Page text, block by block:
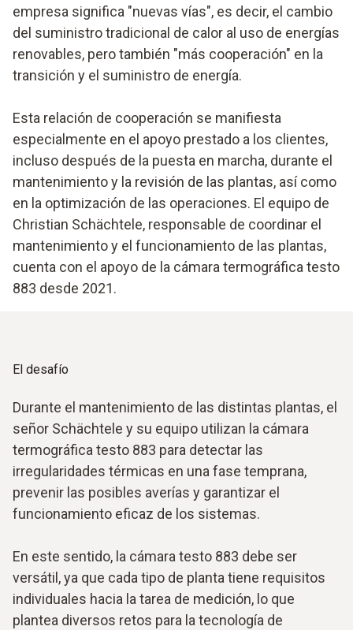
empresa significa "nuevas vías", es decir, el cambio
del suministro tradicional de calor al uso de energías
renovables, pero también "más cooperación" en la
transición y el suministro de energía.
Esta relación de cooperación se manifiesta
especialmente en el apoyo prestado a los clientes,
incluso después de la puesta en marcha, durante el
mantenimiento y la revisión de las plantas, así como
en la optimización de las operaciones. El equipo de
Christian Schächtele, responsable de coordinar el
mantenimiento y el funcionamiento de las plantas,
cuenta con el apoyo de la cámara termográfica testo
883 desde 2021.
El desafío
Durante el mantenimiento de las distintas plantas, el
señor Schächtele y su equipo utilizan la cámara
termográfica testo 883 para detectar las
irregularidades térmicas en una fase temprana,
prevenir las posibles averías y garantizar el
funcionamiento eficaz de los sistemas.
En este sentido, la cámara testo 883 debe ser
versátil, ya que cada tipo de planta tiene requisitos
individuales hacia la tarea de medición, lo que
plantea diversos retos para la tecnología de